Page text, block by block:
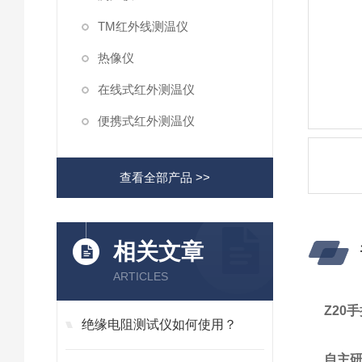
TM红外线测温仪
热像仪
在线式红外测温仪
便携式红外测温仪
查看全部产品 >>
相关文章
ARTICLES
绝缘电阻测试仪如何使用？
Z20手
自主